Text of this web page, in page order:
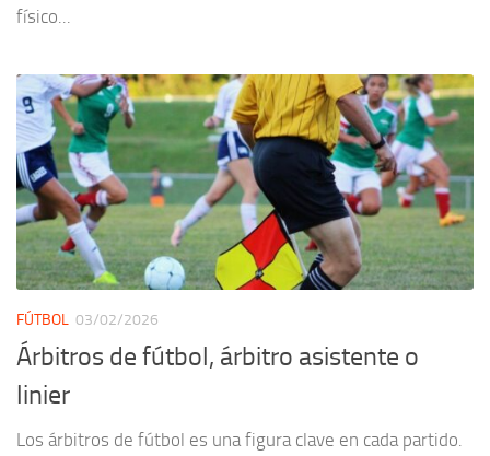
físico...
FÚTBOL 03/02/2026
Árbitros de fútbol, árbitro asistente o
linier
Los árbitros de fútbol es una figura clave en cada partido.